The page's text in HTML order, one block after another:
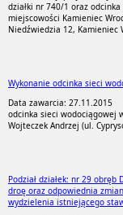
działki nr 740/1 oraz
miejscowości Kamieniec
Niedźwiedzia 12, Kamieniec
Wykonanie odcinka sieci
Data zawarcia: 27.11.2015
odcinka sieci wodociągowej
Wojteczek Andrzej (ul.
Podział działek: nr 29
droę oraz odpowiednia
wydzielenia istniejącego